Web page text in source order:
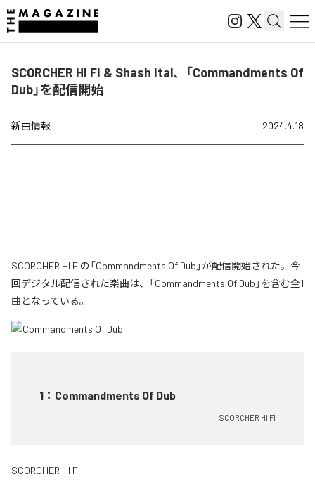
SCORCHER HI FI & Shash Ital、「Commandments Of
Dub」を配信開始
新曲情報 2024.4.18
SCORCHER HI FIの「Commandments Of Dub」が配信開始された。今
回デジタル配信された楽曲は、「Commandments Of Dub」を含む全1
曲となっている。
1 ： Commandments Of Dub
SCORCHER HI FI
SCORCHER HI FI